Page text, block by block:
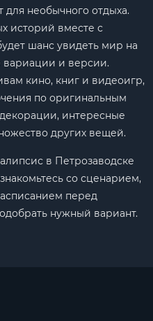
необычного отдыха.
историй вместе с
шанс увидеть мир на
вариации и версии.
кино, книг и видеоигр,
по оригинальным
интересные
других вещей.
в Петрозаводске
со сценарием,
перед
нужный вариант.